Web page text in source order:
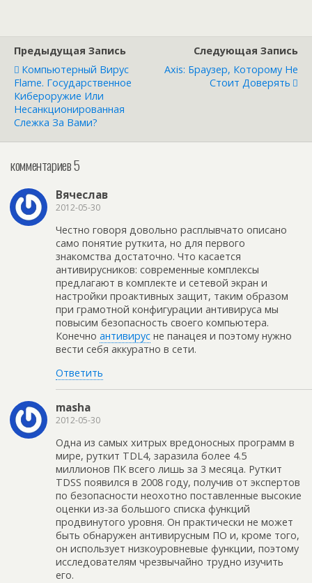
Предыдущая Запись
Компьютерный Вирус
Flame. Государственное
Кибероружие Или
Несанкционированная
Слежка За Вами?
Следующая Запись
Axis: Браузер, Которому Не
Стоит Доверять
комментариев 5
Вячеслав
2012-05-30
Честно говоря довольно расплывчато описано
само понятие руткита, но для первого
знакомства достаточно. Что касается
антивирусников: современные комплексы
предлагают в комплекте и сетевой экран и
настройки проактивных защит, таким образом
при грамотной конфигурации антивируса мы
повысим безопасность своего компьютера.
Конечно антивирус не панацея и поэтому нужно
вести себя аккуратно в сети.
Ответить
masha
2012-05-30
Одна из самых хитрых вредоносных программ в
мире, руткит TDL4, заразила более 4.5
миллионов ПК всего лишь за 3 месяца. Руткит
TDSS появился в 2008 году, получив от экспертов
по безопасности неохотно поставленные высокие
оценки из-за большого списка функций
продвинутого уровня. Он практически не может
быть обнаружен антивирусным ПО и, кроме того,
он использует низкоуровневые функции, поэтому
исследователям чрезвычайно трудно изучить
его.